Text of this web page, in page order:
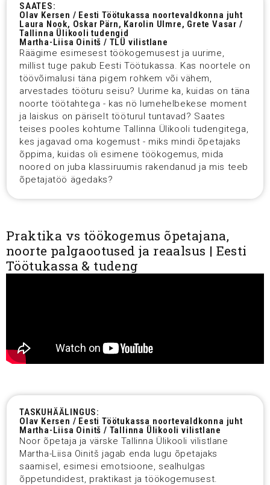
SAATES:
Olav Kersen / Eesti Töötukassa noortevaldkonna juht
Laura Nook, Oskar Pärn, Karolin Ulmre, Grete Vasar /
Tallinna Ülikooli tudengid
Martha-Liisa Oinitš / TLÜ vilistlane
Räägime esimesest töökogemusest ja uurime,
millist tuge pakub Eesti Töötukassa. Kas noortele on
töövõimalusi täna pigem rohkem või vähem,
arvestades tööturu seisu? Uurime ka, kuidas on täna
noorte töötahtega - kas nö lumehelbekese moment
ja laiskus on päriselt tööturul tuntavad? Saates
teises pooles kohtume Tallinna Ülikooli tudengitega,
kes jagavad oma kogemust - miks mindi õpetajaks
õppima, kuidas oli esimene töökogemus, mida
noored on juba klassiruumis rakendanud ja mis teeb
õpetajatöö ägedaks?
Praktika vs töökogemus õpetajana,
noorte palgaootused ja reaalsus | Eesti
Töötukassa & tudeng
TASKUHÄÄLINGUS:
Olav Kersen / Eesti Töötukassa noortevaldkonna juht
Martha-Liisa Oinitš / Tallinna Ülikooli vilistlane
Noor õpetaja ja värske Tallinna Ülikooli vilistlane
Martha-Liisa Oinitš jagab enda lugu õpetajaks
saamisel, esimesi emotsioone, sealhulgas
õppetundidest, praktikast ja töökogemusest.